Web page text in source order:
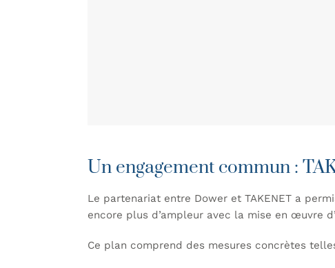
Un engagement commun :
Le partenariat entre Dower et TAKENET a
encore plus d’ampleur avec la mise en œuvre
Ce plan comprend des mesures concrètes